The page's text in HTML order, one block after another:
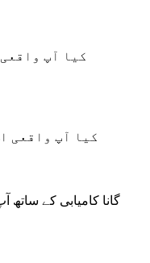
کیا آپ
کیا آپ واقعی
گانا کامیابی کے ساتھ